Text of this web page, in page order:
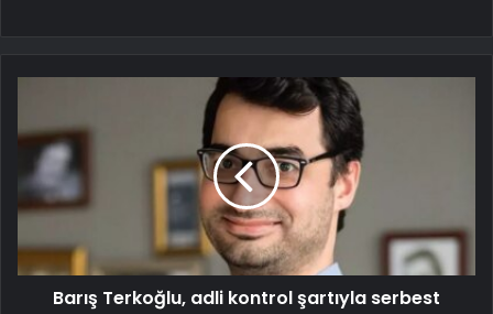
Barış Terkoğlu, adli kontrol şartıyla serbest